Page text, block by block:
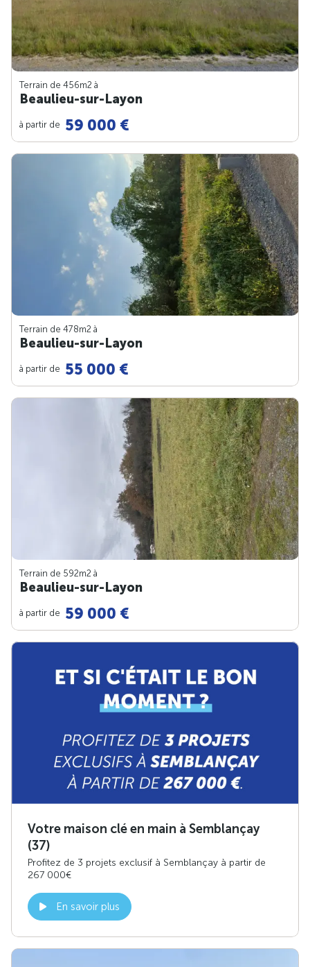
Terrain de 456m2 à
Beaulieu-sur-Layon
à partir de 59 000 €
Terrain de 478m2 à
Beaulieu-sur-Layon
à partir de 55 000 €
Terrain de 592m2 à
Beaulieu-sur-Layon
à partir de 59 000 €
Votre maison clé en main à Semblançay
(37)
Profitez de 3 projets exclusif à Semblançay à partir de
267 000€
En savoir plus